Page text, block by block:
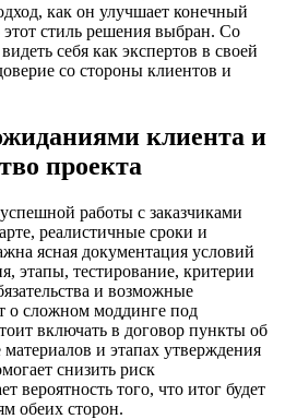
как он улучшает конечный
стиль решения выбран. Со
себя как экспертов в своей
со стороны клиентов и
клиента и
проекта
работы с заказчиками
реалистичные сроки и
ясная документация условий
этапы, тестирование, критерии
и возможные
о сложном моддинге под
включать в договор пункты об
и этапах утверждения
снизить риск
вероятность того, что итог будет
обеих сторон.